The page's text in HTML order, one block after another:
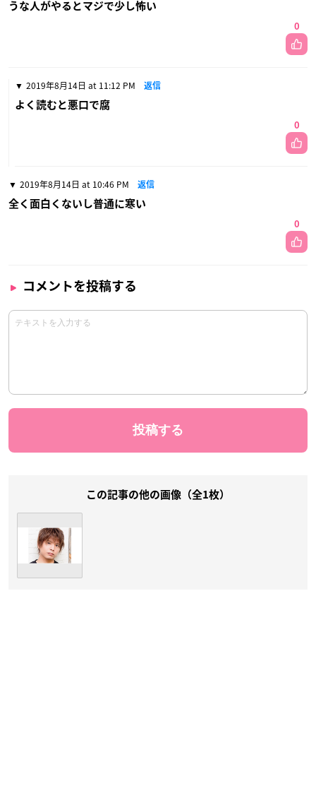
うな人がやるとマジで少し怖い
0
2019年8月14日 at 11:12 PM 返信
よく読むと悪口で腐
0
2019年8月14日 at 10:46 PM 返信
全く面白くないし普通に寒い
0
コメントを投稿する
この記事の他の画像（全1枚）